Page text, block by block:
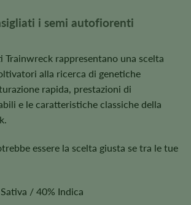
i semi autofiorenti
Trainwreck rappresentano una scelta
alla ricerca di genetiche
rapida, prestazioni di
e le caratteristiche classiche della
essere la scelta giusta se tra le tue
/ 40% Indica